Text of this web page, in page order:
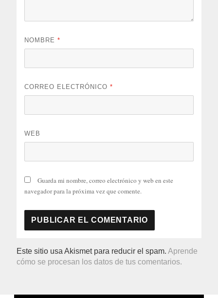
NOMBRE*
CORREO ELECTRÓNICO*
WEB
Guarda mi nombre, correo electrónico y web en este
navegador para la próxima vez que comente.
Este sitio usa Akismet para reducir el spam.Aprende
cómo se procesan los datos de tus comentarios.